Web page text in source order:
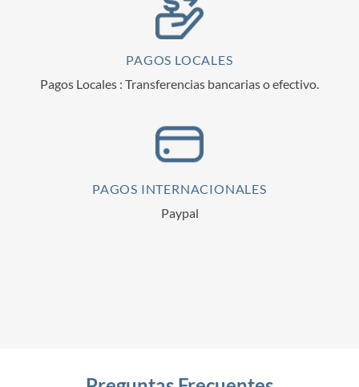
PAGOS LOCALES
Pagos Locales : Transferencias bancarias o efectivo.
PAGOS INTERNACIONALES
Paypal